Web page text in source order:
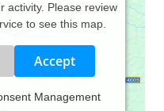
activity. Please review
to see this map.
Accept
Management